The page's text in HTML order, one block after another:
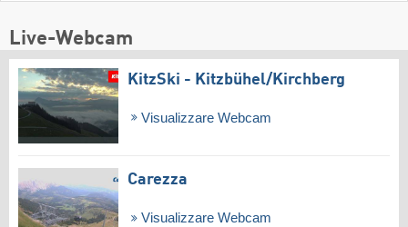
Live-Webcam
KitzSki - Kitzbühel/​Kirchberg
Visualizzare Webcam
Carezza
Visualizzare Webcam